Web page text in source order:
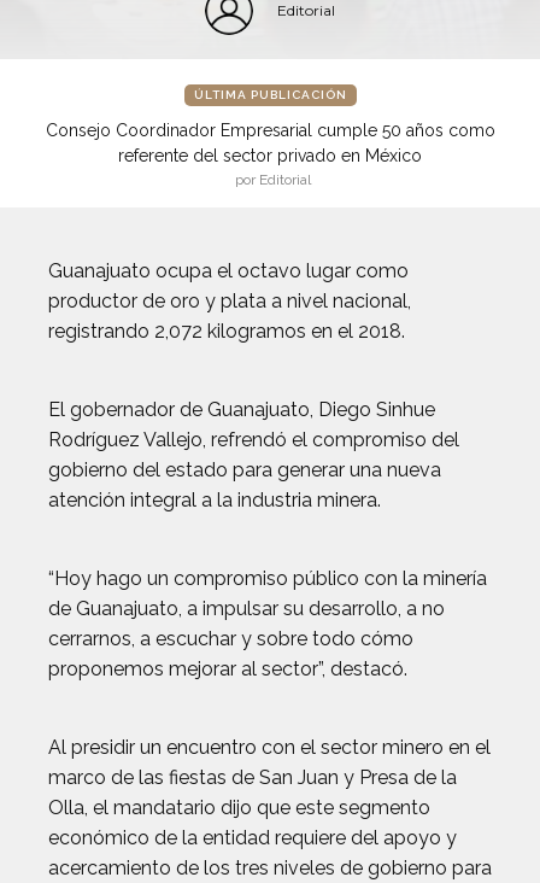
Editorial
ÚLTIMA PUBLICACIÓN
Consejo Coordinador Empresarial cumple 50 años como
referente del sector privado en México
por Editorial
Guanajuato ocupa el octavo lugar como
productor de oro y plata a nivel nacional,
registrando 2,072 kilogramos en el 2018.
El gobernador de Guanajuato, Diego Sinhue
Rodríguez Vallejo, refrendó el compromiso del
gobierno del estado para generar una nueva
atención integral a la industria minera.
“Hoy hago un compromiso público con la minería
de Guanajuato, a impulsar su desarrollo, a no
cerrarnos, a escuchar y sobre todo cómo
proponemos mejorar al sector”, destacó.
Al presidir un encuentro con el sector minero en el
marco de las fiestas de San Juan y Presa de la
Olla, el mandatario dijo que este segmento
económico de la entidad requiere del apoyo y
acercamiento de los tres niveles de gobierno para